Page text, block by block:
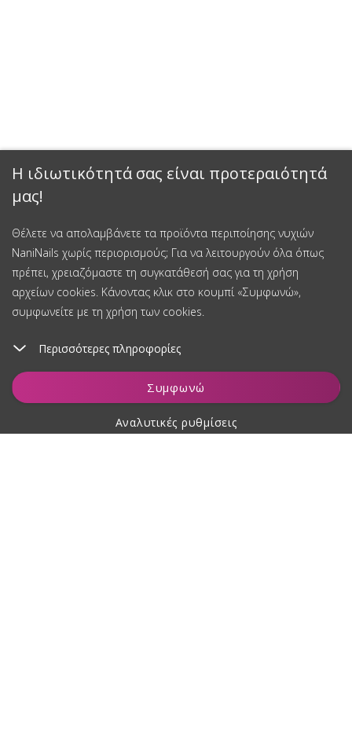
Η ιδιωτικότητά σας είναι προτεραιότητά
μας!
Θέλετε να απολαμβάνετε τα προϊόντα περιποίησης νυχιών
NaniNails χωρίς περιορισμούς; Για να λειτουργούν όλα όπως
πρέπει, χρειαζόμαστε τη συγκατάθεσή σας για τη χρήση
αρχείων cookies. Κάνοντας κλικ στο κουμπί «Συμφωνώ»,
συμφωνείτε με τη χρήση των cookies.
Περισσότερες πληροφορίες
Συμφωνώ
Αναλυτικές ρυθμίσεις
Προσθήκη στο καλάθι